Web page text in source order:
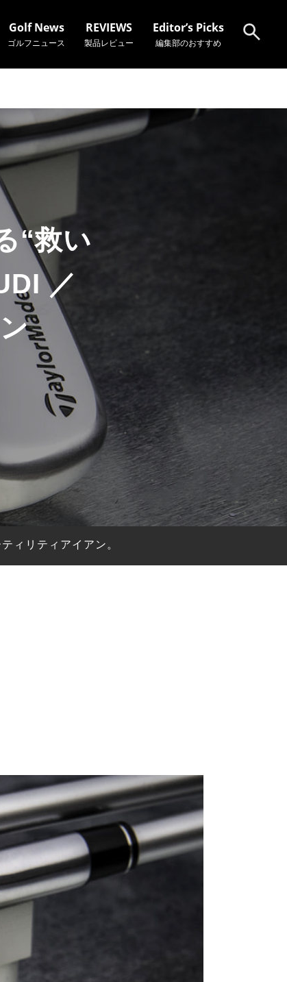
Golf News
ゴルフニュース
REVIEWS
製品レビュー
Editor’s Picks
編集部のおすすめ
“救い
／
ィリティアイアン。